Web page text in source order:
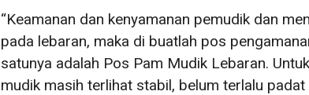
“Keamanan dan kenyamanan pemudik dan
pada lebaran, maka di buatlah pos
satunya adalah Pos Pam Mudik Lebaran.
mudik masih terlihat stabil, belum terlalu